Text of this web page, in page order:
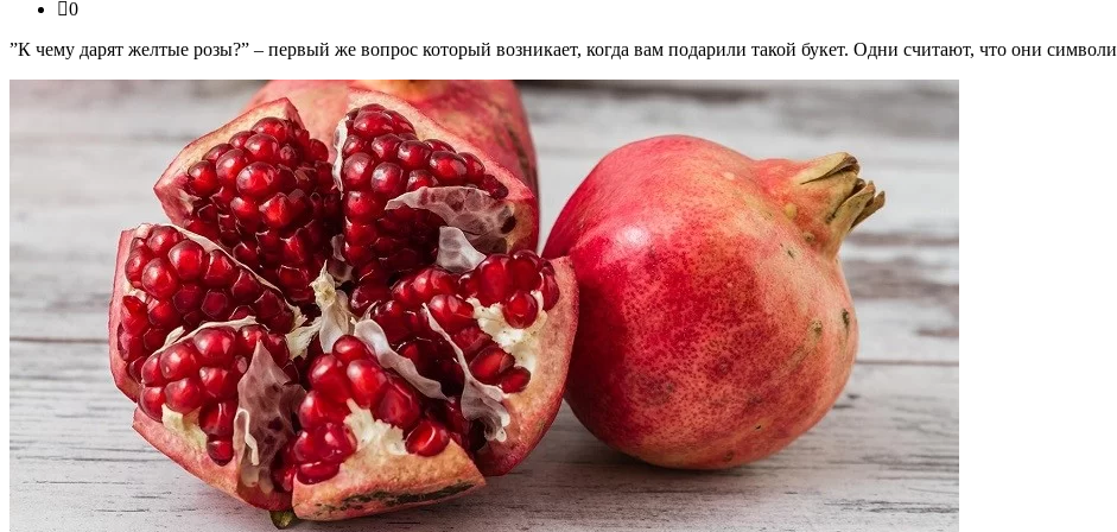
0
”К чему дарят желтые розы?” – первый же вопрос который возникает, когда вам подарили такой букет. Одни считают, что они